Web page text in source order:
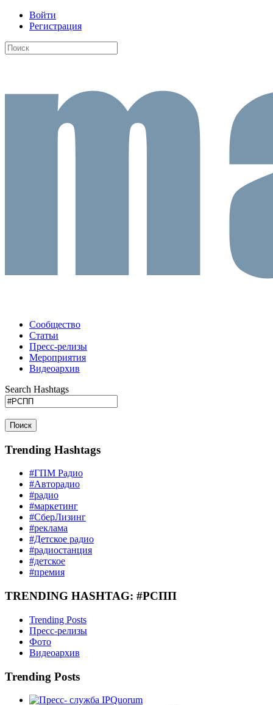
Войти
Регистрация
Сообщество
Статьи
Пресс-релизы
Мероприятия
Видеоархив
Search Hashtags
Поиск
Trending Hashtags
#ГПМ Радио
#Авторадио
#радио
#маркетинг
#СберЛизинг
#реклама
#Детское радио
#радиостанция
#детское
#премия
TRENDING HASHTAG: #РСПП
Trending Posts
Пресс-релизы
Фото
Видеоархив
Trending Posts